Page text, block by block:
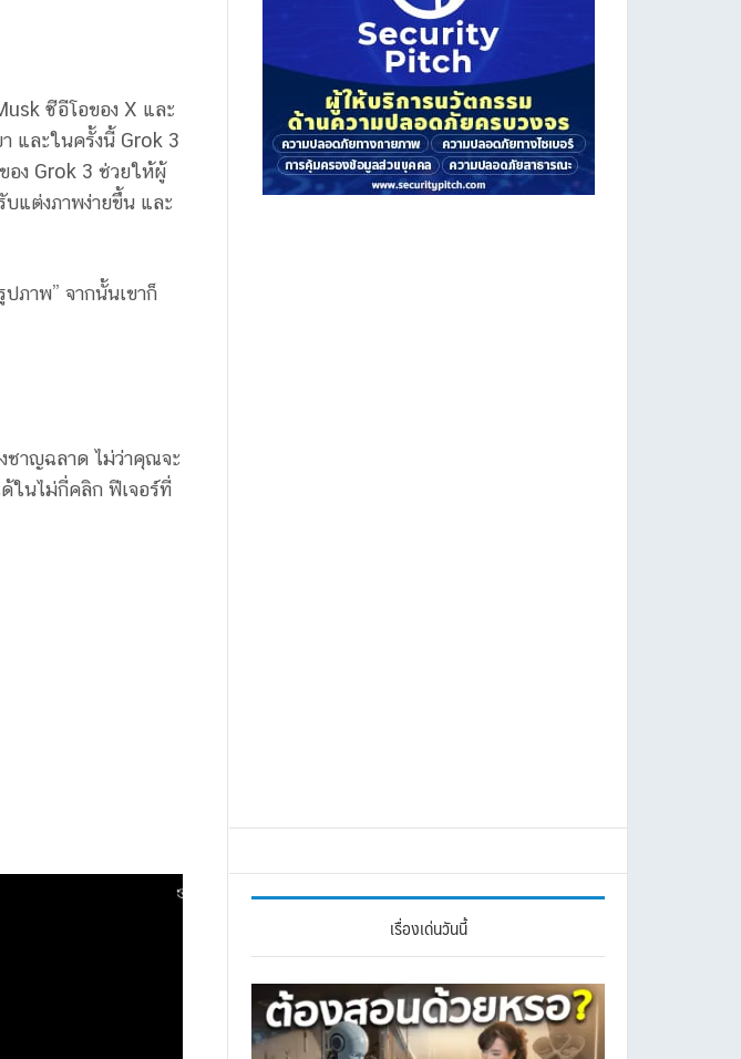
ซีอีโอของ X และ
และในครั้งนี้ Grok 3
อง Grok 3 ช่วยให้ผู้
แต่งภาพง่ายขึ้น และ
ภาพ” จากนั้นเขาก็
ชาญฉลาด ไม่ว่าคุณจะ
ในไม่กี่คลิก ฟีเจอร์ที่
เรื่องเด่นวันนี้